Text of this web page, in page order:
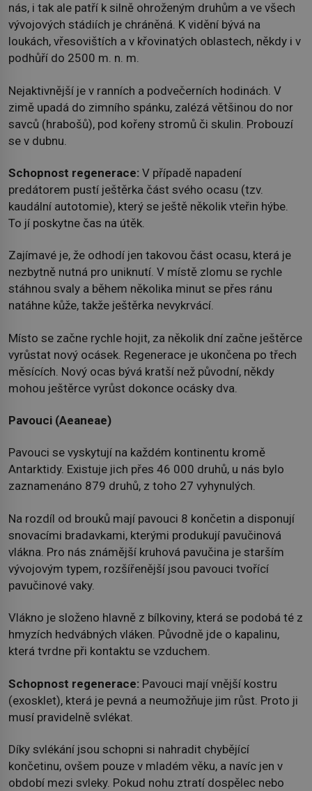
nás, i tak ale patří k silně ohroženým druhům a ve všech
vývojových stádiích je chráněná. K vidění bývá na
loukách, vřesovištích a v křovinatých oblastech, někdy i v
podhůří do 2500 m. n. m.
Nejaktivnější je v ranních a podvečerních hodinách. V
zimě upadá do zimního spánku, zalézá většinou do nor
savců (hrabošů), pod kořeny stromů či skulin. Probouzí
se v dubnu.
Schopnost regenerace: V případě napadení
predátorem pustí ještěrka část svého ocasu (tzv.
kaudální autotomie), který se ještě několik vteřin hýbe.
To jí poskytne čas na útěk.
Zajímavé je, že odhodí jen takovou část ocasu, která je
nezbytně nutná pro uniknutí. V místě zlomu se rychle
stáhnou svaly a během několika minut se přes ránu
natáhne kůže, takže ještěrka nevykrvácí.
Místo se začne rychle hojit, za několik dní začne ještěrce
vyrůstat nový ocásek. Regenerace je ukončena po třech
měsících. Nový ocas bývá kratší než původní, někdy
mohou ještěrce vyrůst dokonce ocásky dva.
Pavouci (Aeaneae)
Pavouci se vyskytují na každém kontinentu kromě
Antarktidy. Existuje jich přes 46 000 druhů, u nás bylo
zaznamenáno 879 druhů, z toho 27 vyhynulých.
Na rozdíl od brouků mají pavouci 8 končetin a disponují
snovacími bradavkami, kterými produkují pavučinová
vlákna. Pro nás známější kruhová pavučina je starším
vývojovým typem, rozšířenější jsou pavouci tvořící
pavučinové vaky.
Vlákno je složeno hlavně z bílkoviny, která se podobá té z
hmyzích hedvábných vláken. Původně jde o kapalinu,
která tvrdne při kontaktu se vzduchem.
Schopnost regenerace: Pavouci mají vnější kostru
(exosklet), která je pevná a neumožňuje jim růst. Proto ji
musí pravidelně svlékat.
Díky svlékání jsou schopni si nahradit chybějící
končetinu, ovšem pouze v mladém věku, a navíc jen v
období mezi svleky. Pokud nohu ztratí dospělec nebo